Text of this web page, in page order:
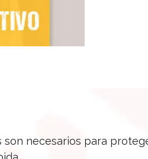
necesarios para